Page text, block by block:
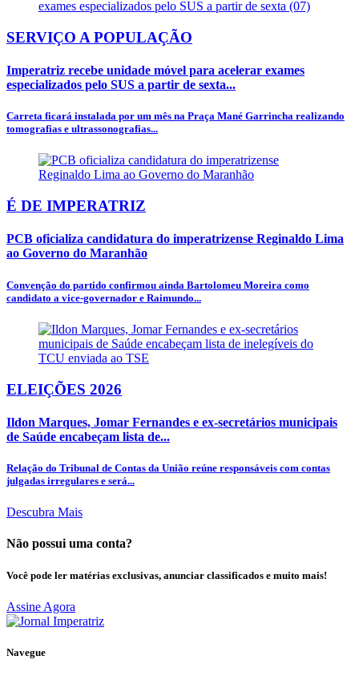
SERVIÇO A POPULAÇÃO
Imperatriz recebe unidade móvel para acelerar exames
especializados pelo SUS a partir de sexta...
Carreta ficará instalada por um mês na Praça Mané Garrincha realizando
tomografias e ultrassonografias...
É DE IMPERATRIZ
PCB oficializa candidatura do imperatrizense Reginaldo Lima
ao Governo do Maranhão
Convenção do partido confirmou ainda Bartolomeu Moreira como
candidato a vice-governador e Raimundo...
ELEIÇÕES 2026
Ildon Marques, Jomar Fernandes e ex-secretários municipais
de Saúde encabeçam lista de...
Relação do Tribunal de Contas da União reúne responsáveis com contas
julgadas irregulares e será...
Descubra Mais
Não possui uma conta?
Você pode ler matérias exclusivas, anunciar classificados e muito mais!
Assine Agora
Navegue